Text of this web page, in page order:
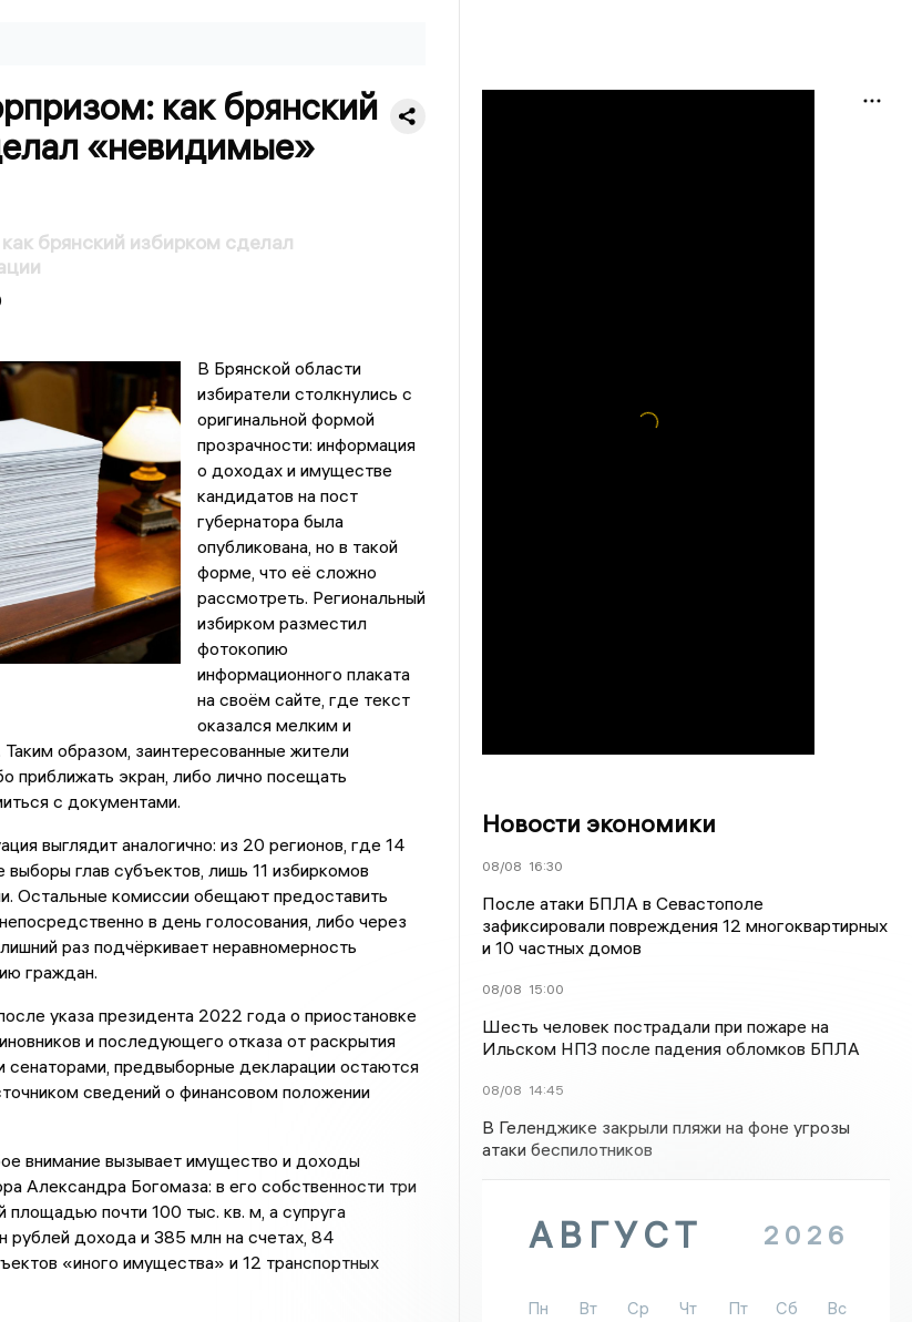
как брянский
«невидимые»
брянский избирком сделал
В Брянской области
избиратели столкнулись с
оригинальной формой
прозрачности: информация
о доходах и имуществе
кандидатов на пост
губернатора была
опубликована, но в такой
форме, что её сложно
рассмотреть. Региональный
избирком разместил
фотокопию
информационного плаката
на своём сайте, где текст
оказался мелким и
образом, заинтересованные жители
приближать экран, либо лично посещать
с документами.
выглядит аналогично: из 20 регионов, где 14
глав субъектов, лишь 11 избиркомов
Остальные комиссии обещают предоставить
в день голосования, либо через
раз подчёркивает неравномерность
граждан.
указа президента 2022 года о приостановке
и последующего отказа от раскрытия
сенаторами, предвыборные декларации остаются
сведений о финансовом положении
внимание вызывает имущество и доходы
Александра Богомаза: в его собственности три
площадью почти 100 тыс. кв. м, а супруга
рублей дохода и 385 млн на счетах, 84
«иного имущества» и 12 транспортных
Новости экономики
08/08 16:30
После атаки БПЛА в Севастополе
зафиксировали повреждения 12 многоквартирных
и 10 частных домов
08/08 15:00
Шесть человек пострадали при пожаре на
Ильском НПЗ после падения обломков БПЛА
08/08 14:45
В Геленджике закрыли пляжи на фоне угрозы
атаки беспилотников
АВГУСТ 2026
Пн Вт Ср Чт Пт Сб
Вс